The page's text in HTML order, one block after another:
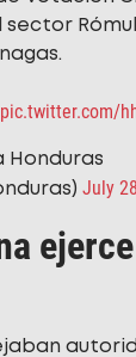
sector
pic.twitter.com/
Honduras
July